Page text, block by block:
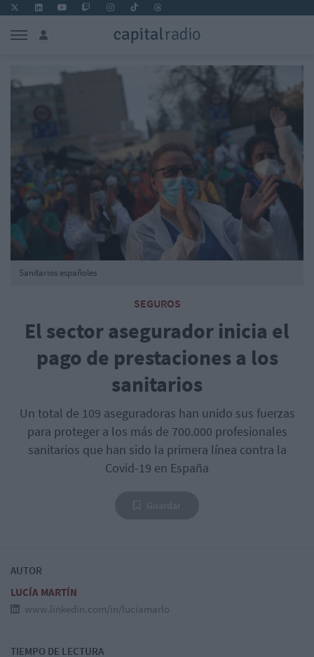
SEGUROS
El sector asegurador inicia el
pago de prestaciones a los
sanitarios
Un total de 109 aseguradoras han unido sus fuerzas
para proteger a los más de 700.000 profesionales
sanitarios que han sido la primera línea contra la
Covid-19 en España
Sanitarios españoles
AUTOR
LUCÍA MARTÍN
www.linkedin.com/in/luciamarlo
TIEMPO DE LECTURA